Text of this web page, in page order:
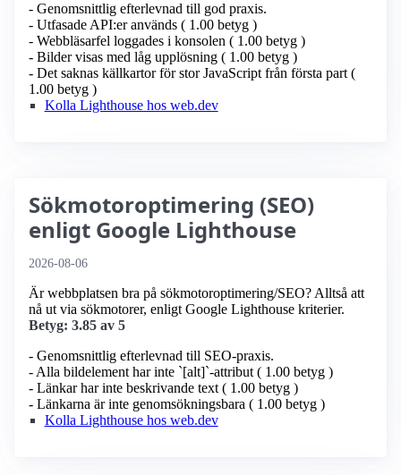
- Genomsnittlig efterlevnad till god praxis.
- Utfasade API:er används ( 1.00 betyg )
- Webbläsarfel loggades i konsolen ( 1.00 betyg )
- Bilder visas med låg upplösning ( 1.00 betyg )
- Det saknas källkartor för stor JavaScript från första part (
1.00 betyg )
Kolla Lighthouse hos web.dev
Sökmotoroptimering (SEO)
enligt Google Lighthouse
2026-08-06
Är webbplatsen bra på sökmotoroptimering/SEO? Alltså att
nå ut via sökmotorer, enligt Google Lighthouse kriterier.
Betyg: 3.85 av 5
- Genomsnittlig efterlevnad till SEO-praxis.
- Alla bildelement har inte `[alt]`-attribut ( 1.00 betyg )
- Länkar har inte beskrivande text ( 1.00 betyg )
- Länkarna är inte genomsökningsbara ( 1.00 betyg )
Kolla Lighthouse hos web.dev